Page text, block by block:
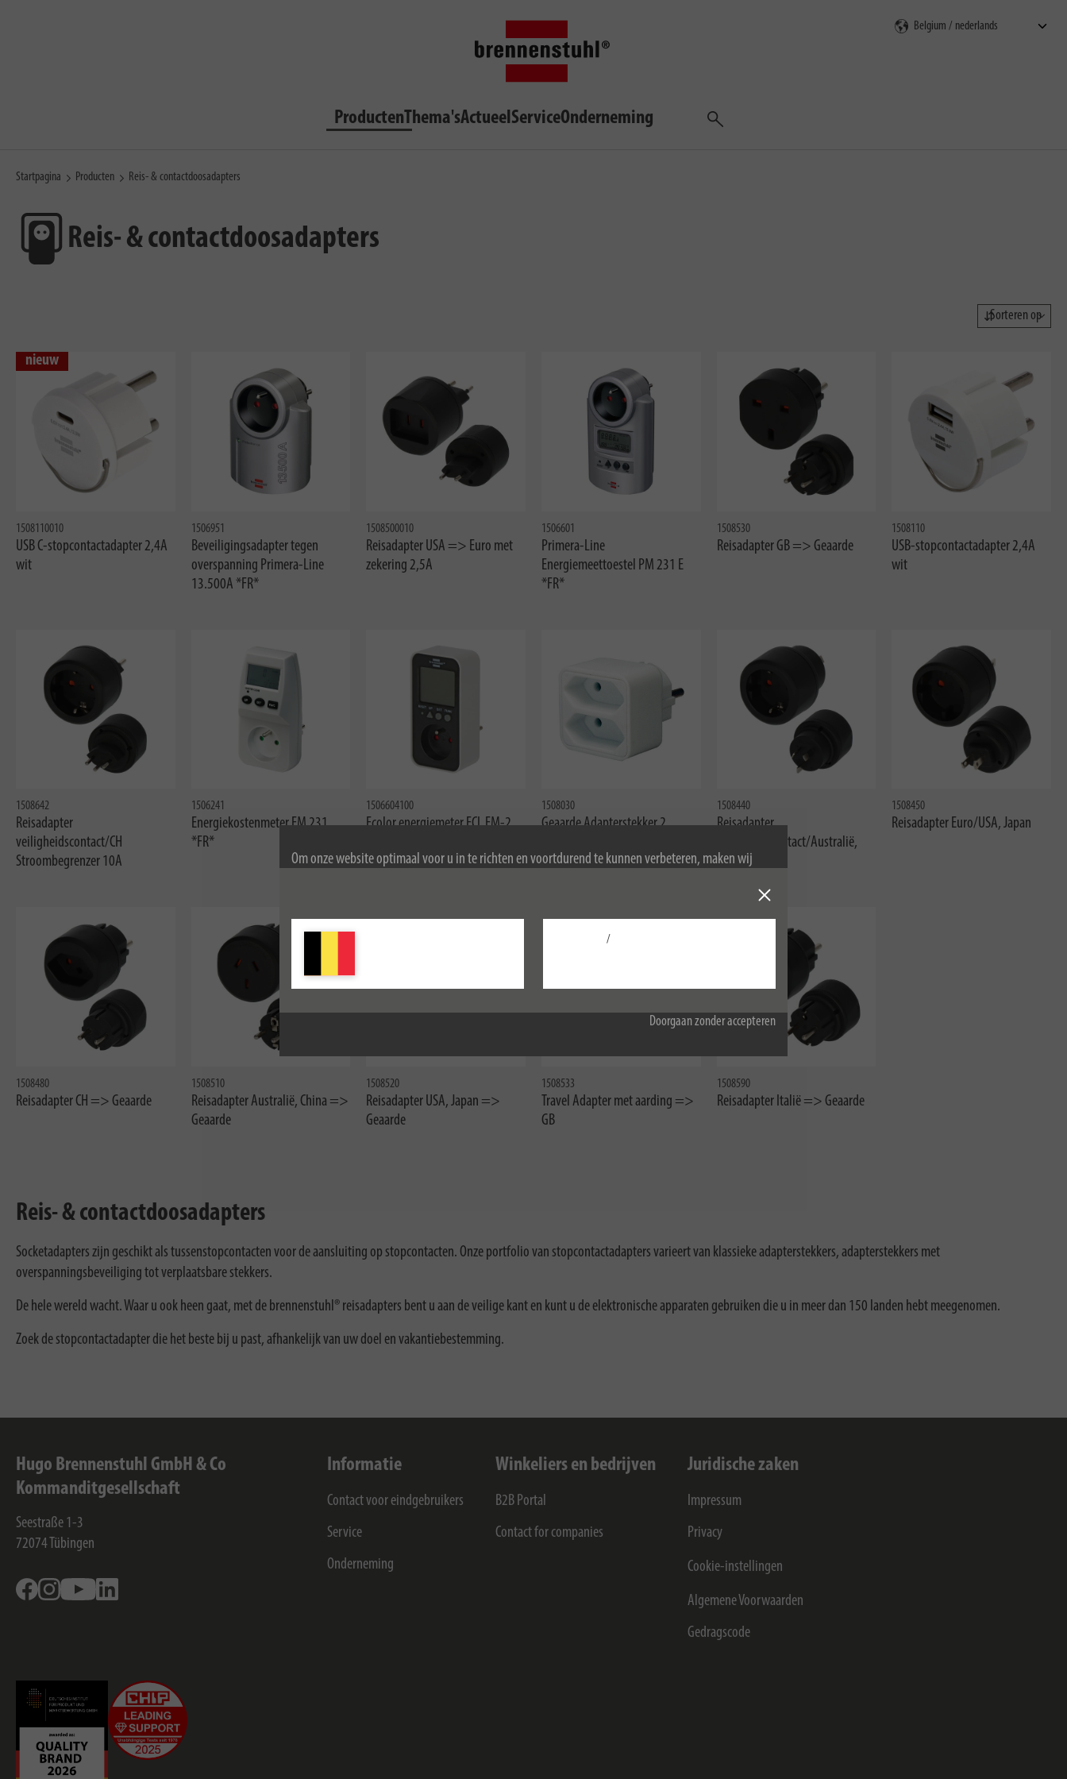
Om onze website optimaal voor u in te richten en voortdurend te kunnen verbeteren, maken wij
Doorgaan zonder accepteren
/
ProductenThema'sActueelServiceOnderneming
Zoeken
Startpagina Producten Reis- & contactdoosadapters
Reis- & contactdoosadapters
Sorteren op
nieuw
1508110010
USB C-stopcontactadapter 2,4A
wit
1506951
Beveiligingsadapter tegen
overspanning Primera-Line
13.500A *FR*
1508500010
Reisadapter USA => Euro met
zekering 2,5A
1506601
Primera-Line
Energiemeettoestel PM 231 E
*FR*
1508530
Reisadapter GB => Geaarde
1508110
USB-stopcontactadapter 2,4A
wit
1508642
Reisadapter
veiligheidscontact/CH
Stroombegrenzer 10A
1506241
Energiekostenmeter EM 231
*FR*
1506604100
Ecolor energiemeter ECL EM-2
1508030
Geaarde Adapterstekker 2
1508440
Reisadapter
veiligheidscontact/Australië,
China
1508450
Reisadapter Euro/USA, Japan
1508480
Reisadapter CH => Geaarde
1508510
Reisadapter Australië, China =>
Geaarde
1508520
Reisadapter USA, Japan =>
Geaarde
1508533
Travel Adapter met aarding =>
GB
1508590
Reisadapter Italië => Geaarde
Reis- & contactdoosadapters
Socketadapters zijn geschikt als tussenstopcontacten voor de aansluiting op stopcontacten. Onze portfolio van stopcontactadapters varieert van klassieke adapterstekkers, adapterstekkers met
overspanningsbeveiliging tot verplaatsbare stekkers.
De hele wereld wacht. Waar u ook heen gaat, met de brennenstuhl® reisadapters bent u aan de veilige kant en kunt u de elektronische apparaten gebruiken die u in meer dan 150 landen hebt meegenomen.
Zoek de stopcontactadapter die het beste bij u past, afhankelijk van uw doel en vakantiebestemming.
Hugo Brennenstuhl GmbH & Co
Kommanditgesellschaft
Seestraße 1-3
72074 Tübingen
FacebookInstagramYoutube
Informatie
Contact voor eindgebruikers
Service
Onderneming
Winkeliers en bedrijven
B2B Portal
Contact for companies
Juridische zaken
Impressum
Privacy
Cookie-instellingen
Algemene Voorwaarden
Gedragscode